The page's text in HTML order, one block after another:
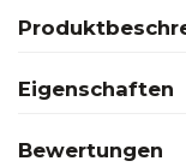
Eigenschaften
Bewertungen